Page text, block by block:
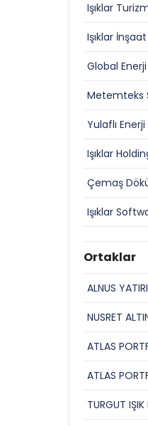
Işıklar
Işıklar
Global
Metemteks
Yulaflı Enerji
Işıklar
Çemaş
Işıklar
Ortaklar
ALNUS
NUSRET
ATLAS
ATLAS
TURGUT